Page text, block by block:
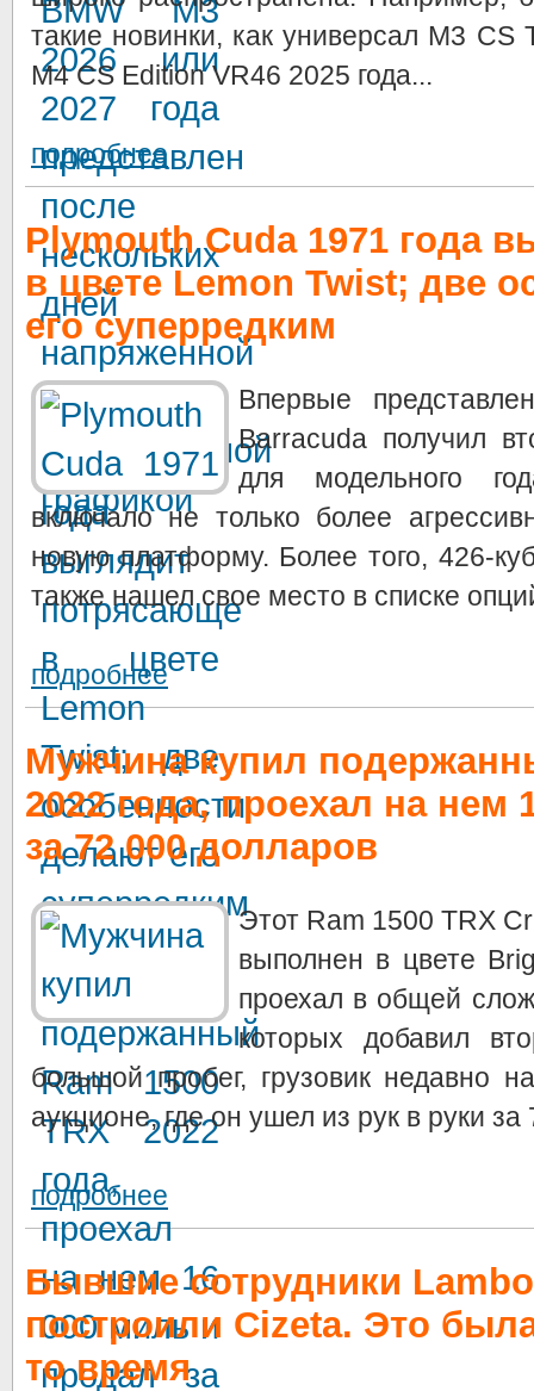
такие новинки, как универсал M3 CS
M4 CS Edition VR46 2025 года...
подробнее
Plymouth Cuda 1971 года
в цвете Lemon Twist; две
его суперредким
Впервые
Barracuda получил
для модельного
включало не только более
новую платформу. Более того, 426-
также нашел свое место в списке
подробнее
Мужчина купил
2022 года, проехал на нем
за 72 000 долларов
Этот Ram 1500 TRX
выполнен в цвете
проехал в общей
которых добавил
большой пробег, грузовик недавно
аукционе, где он ушел из рук в руки
подробнее
Бывшие сотрудники
построили Cizeta. Это
то время